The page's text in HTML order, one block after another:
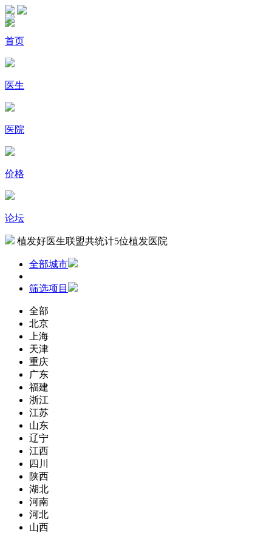
首页
医生
医院
价格
论坛
植发好医生联盟共统计5位植发医院
全部城市
筛选项目
全部
北京
上海
天津
重庆
广东
福建
浙江
江苏
山东
辽宁
江西
四川
陕西
湖北
河南
河北
山西